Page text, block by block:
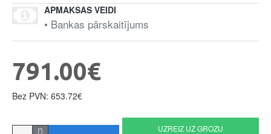
APMAKSAS VEIDI
• Bankas pārskaitījums
791.00€
Bez PVN: 653.72€
UZREIZ UZ GROZU